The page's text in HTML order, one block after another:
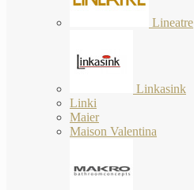
Lineatre
Linkasink
Linki
Maier
Maison Valentina